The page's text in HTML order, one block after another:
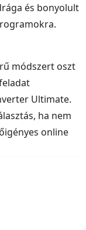
és bonyolult
módszert oszt
Ultimate.
ha nem
online